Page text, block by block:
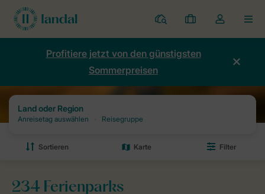
Ferienparks
Meine
Buchungen
Dropdown-
Menü
Kontos
Profitiere jetzt von den günstigsten
Sommerpreisen